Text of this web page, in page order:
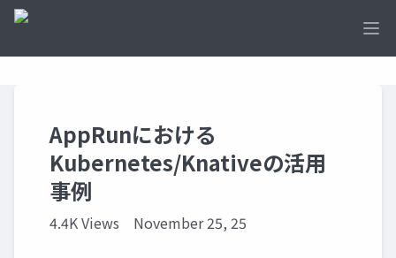
AppRunにおける
Kubernetes/Knativeの活用
事例
4.4K Views November 25, 25